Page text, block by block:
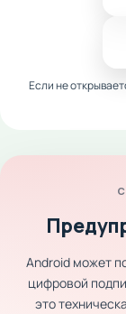
Если не
Android может
цифровой
это